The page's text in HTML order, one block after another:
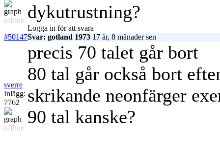
offline dykutrustning?
Logga in för att svara
#50147Svar: gotland 1973 17 år, 8 månader sen
sverre
Inlägg:
7762
offline
precis 70 talet går bort
80 tal går också bort
skrikande neonfärger
90 tal kanske?